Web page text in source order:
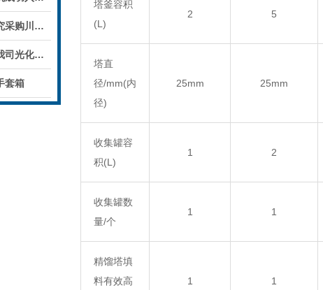
中国农业科学院烟草研究采购川一仪器喷雾干燥机
恭喜安徽建筑大学采购我司光化学反应仪
套箱
塔釜容积
(L)
2 5
塔直
径/mm(内
径)
25mm 25mm
收集罐容
积(L)
1 2
收集罐数
量/个
1 1
精馏塔填
料有效高
1 1